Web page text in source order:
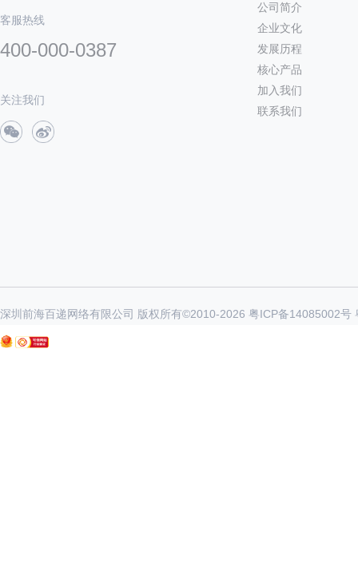
客服热线
400-000-0387
关注我们
公司简介
企业文化
发展历程
核心产品
加入我们
联系我们
深圳前海百递网络有限公司 版权所有©2010-2026 粤ICP备14085002号